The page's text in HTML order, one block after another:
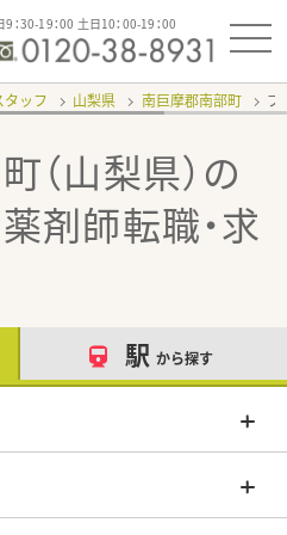
9：30-19：00 土日10：00-19：00
タッフ 山梨県 南巨摩郡南部町 ブ
（山梨県）の
剤師転職・求
駅 から探す